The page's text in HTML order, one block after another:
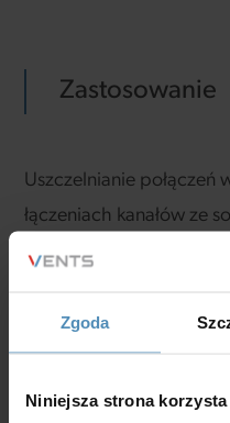
Zgoda
Niniejsza strona
Zastosowanie
Uszczelnianie połączeń
łączeniach kanałów ze
kanałów